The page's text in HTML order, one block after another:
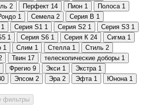
2 Перфект 14 Пион 1 Полоса 1
1 Семела 2 Серия B 1
1 Серия S1 1 Серия S2 1 Серия S3 1
1 Серия S6 1 Серия К 24 Сигма 1
1 Слим 1 Стелла 1 Стиль 2
Твин 17 телескопические доборы 1
Фрегио 9 Экси 1 Экстра 1
Эпсом 2 Эра 2 Эфта 1 Юнона 1
фильтры